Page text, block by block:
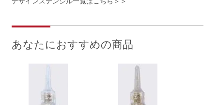
あなたにおすすめの商品